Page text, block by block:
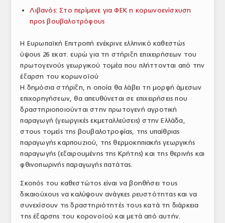
ΕΞΟΠΛΙΣΜΟΣ
ΕΜΠΟΡΙΚΟΙ ΑΝΤΙΠΡΟΣΩΠΟΙ
ΝΟΜΟΘΕΣΙΑ
ΕΛΛΗΝΙΚΗ ΝΟΜΟΘΕΣΙΑ
ΕΥΡΩΠΑΪΚΗ ΝΟΜΟΘΕΣΙΑ
ΤΟ ΠΕΡΙΟΔΙΚΟ
Profile
ΣΥΝΕΔΡΙΟ ΚΡΕΑΤΟΣ
Λιβανός: Στο περίμενε για ΦΕΚ η κορωνοενίσχυση
προς βουβαλοτρόφους
Η Ευρωπαϊκή Επιτροπή ενέκρινε ελληνικό καθεστώς
ύψους 26 εκατ. ευρώ για τη στήριξη επιχειρήσεων του
πρωτογενούς γεωργικού τομέα που πλήττονται από την
έξαρση του κορωνοϊού
Η δημόσια στήριξη, η οποία θα λάβει τη μορφή άμεσων
επιχορηγήσεων, θα απευθύνεται σε επιχειρήσεις που
δραστηριοποιούνται στην πρωτογενή αγροτική
παραγωγή (γεωργικές εκμεταλλεύσεις) στην Ελλάδα,
στους τομείς της βουβαλοτροφίας, της υπαίθριας
παραγωγής καρπουζιού, της θερμοκηπιακής γεωργικής
παραγωγής (εξαιρουμένης της Κρήτης) και της θερινής και
φθινοπωρινής παραγωγής πατάτας.
Σκοπός του καθεστώτος είναι να βοηθήσει τους
δικαιούχους να καλύψουν ανάγκες ρευστότητας και να
συνεχίσουν τις δραστηριότητές τους κατά τη διάρκεια
της έξαρσης του κορονοϊού και μετά από αυτήν.